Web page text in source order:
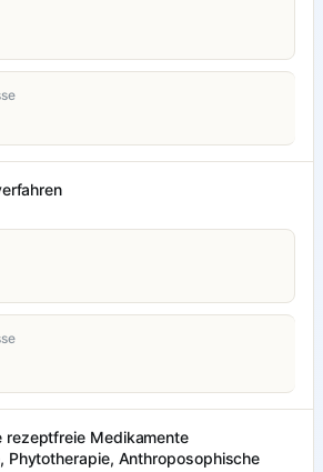
rezeptfreie Medikamente
Phytotherapie, Anthroposophische